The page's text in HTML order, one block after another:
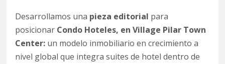
Desarrollamos una pieza editorial para
posicionar Condo Hoteles, en Village Pilar Town
Center: un modelo inmobiliario en crecimiento a
nivel global que integra suites de hotel dentro de